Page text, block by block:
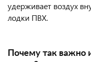
удерживает воздух
лодки ПВХ.
Почему так важно